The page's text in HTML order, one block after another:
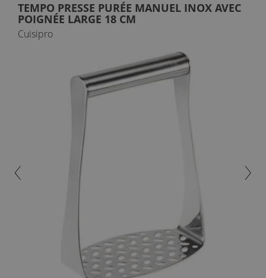
TEMPO PRESSE PURÉE MANUEL INOX AVEC
POIGNÉE LARGE 18 CM
Cuisipro